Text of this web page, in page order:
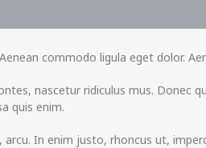
commodo ligula eget dolor.
nascetur ridiculus mus. Donec
quis enim.
In enim justo, rhoncus ut,